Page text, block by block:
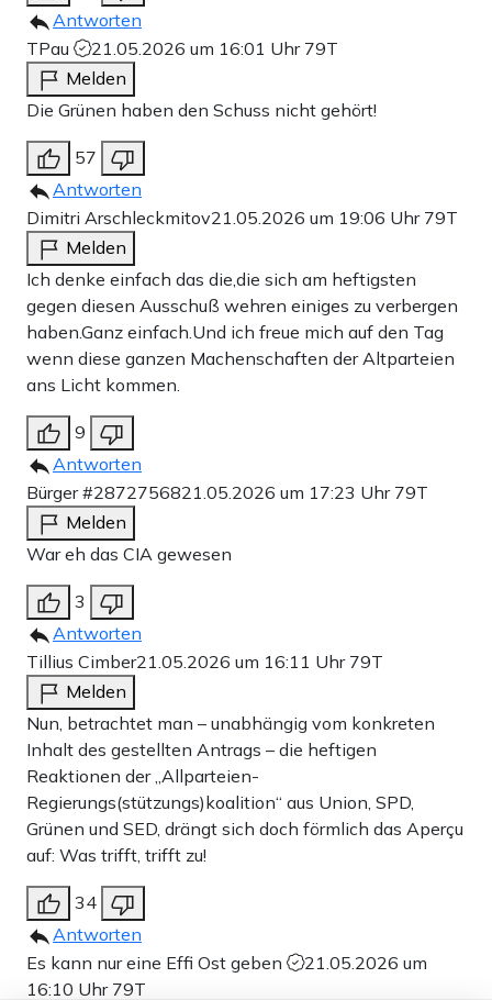
Antworten
TPau
21.05.2026 um 16:01 Uhr 79T
Melden
Die Grünen haben den Schuss nicht gehört!
57
Antworten
Dimitri Arschleckmitov21.05.2026 um 19:06 Uhr 79T
Melden
Ich denke einfach das die,die sich am heftigsten
gegen diesen Ausschuß wehren einiges zu verbergen
haben.Ganz einfach.Und ich freue mich auf den Tag
wenn diese ganzen Machenschaften der Altparteien
ans Licht kommen.
9
Antworten
Bürger #2872756821.05.2026 um 17:23 Uhr 79T
Melden
War eh das CIA gewesen
3
Antworten
Tillius Cimber21.05.2026 um 16:11 Uhr 79T
Melden
Nun, betrachtet man – unabhängig vom konkreten
Inhalt des gestellten Antrags – die heftigen
Reaktionen der „Allparteien-
Regierungs(stützungs)koalition“ aus Union, SPD,
Grünen und SED, drängt sich doch förmlich das Aperçu
auf: Was trifft, trifft zu!
34
Antworten
Es kann nur eine Effi Ost geben
21.05.2026 um
16:10 Uhr 79T